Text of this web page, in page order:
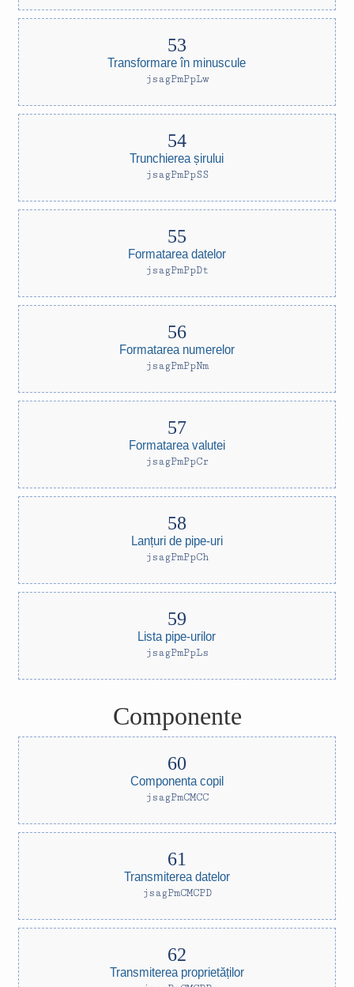
Transformare în minuscule
jsagPmPpLw
Trunchierea șirului
jsagPmPpSS
Formatarea datelor
jsagPmPpDt
Formatarea numerelor
jsagPmPpNm
Formatarea valutei
jsagPmPpCr
Lanțuri de pipe-uri
jsagPmPpCh
Lista pipe-urilor
jsagPmPpLs
Componente
Componenta copil
jsagPmCMCC
Transmiterea datelor
jsagPmCMCPD
Transmiterea proprietăților